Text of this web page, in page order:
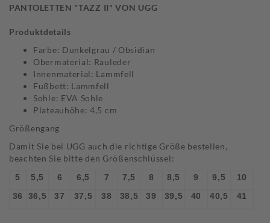
PANTOLETTEN "TAZZ II" VON UGG
Produktdetails
Farbe: Dunkelgrau / Obsidian
Obermaterial: Rauleder
Innenmaterial: Lammfell
Fußbett: Lammfell
Sohle: EVA Sohle
Plateauhöhe: 4,5 cm
Größengang
Damit Sie bei UGG auch die richtige Größe bestellen,
beachten Sie bitte den Größenschlüssel:
5 5,5 6 6,5 7 7,5 8 8,5 9 9,5
10
36
36,5 37 37,5 38 38,5 39 39,5 40 40,5 41